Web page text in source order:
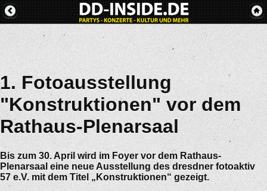
1. Fotoausstellung
"Konstruktionen" vor dem
Rathaus-Plenarsaal
Bis zum 30. April wird im Foyer vor dem Rathaus-
Plenarsaal eine neue Ausstellung des dresdner fotoaktiv
57 e.V. mit dem Titel „Konstruktionen“ gezeigt.